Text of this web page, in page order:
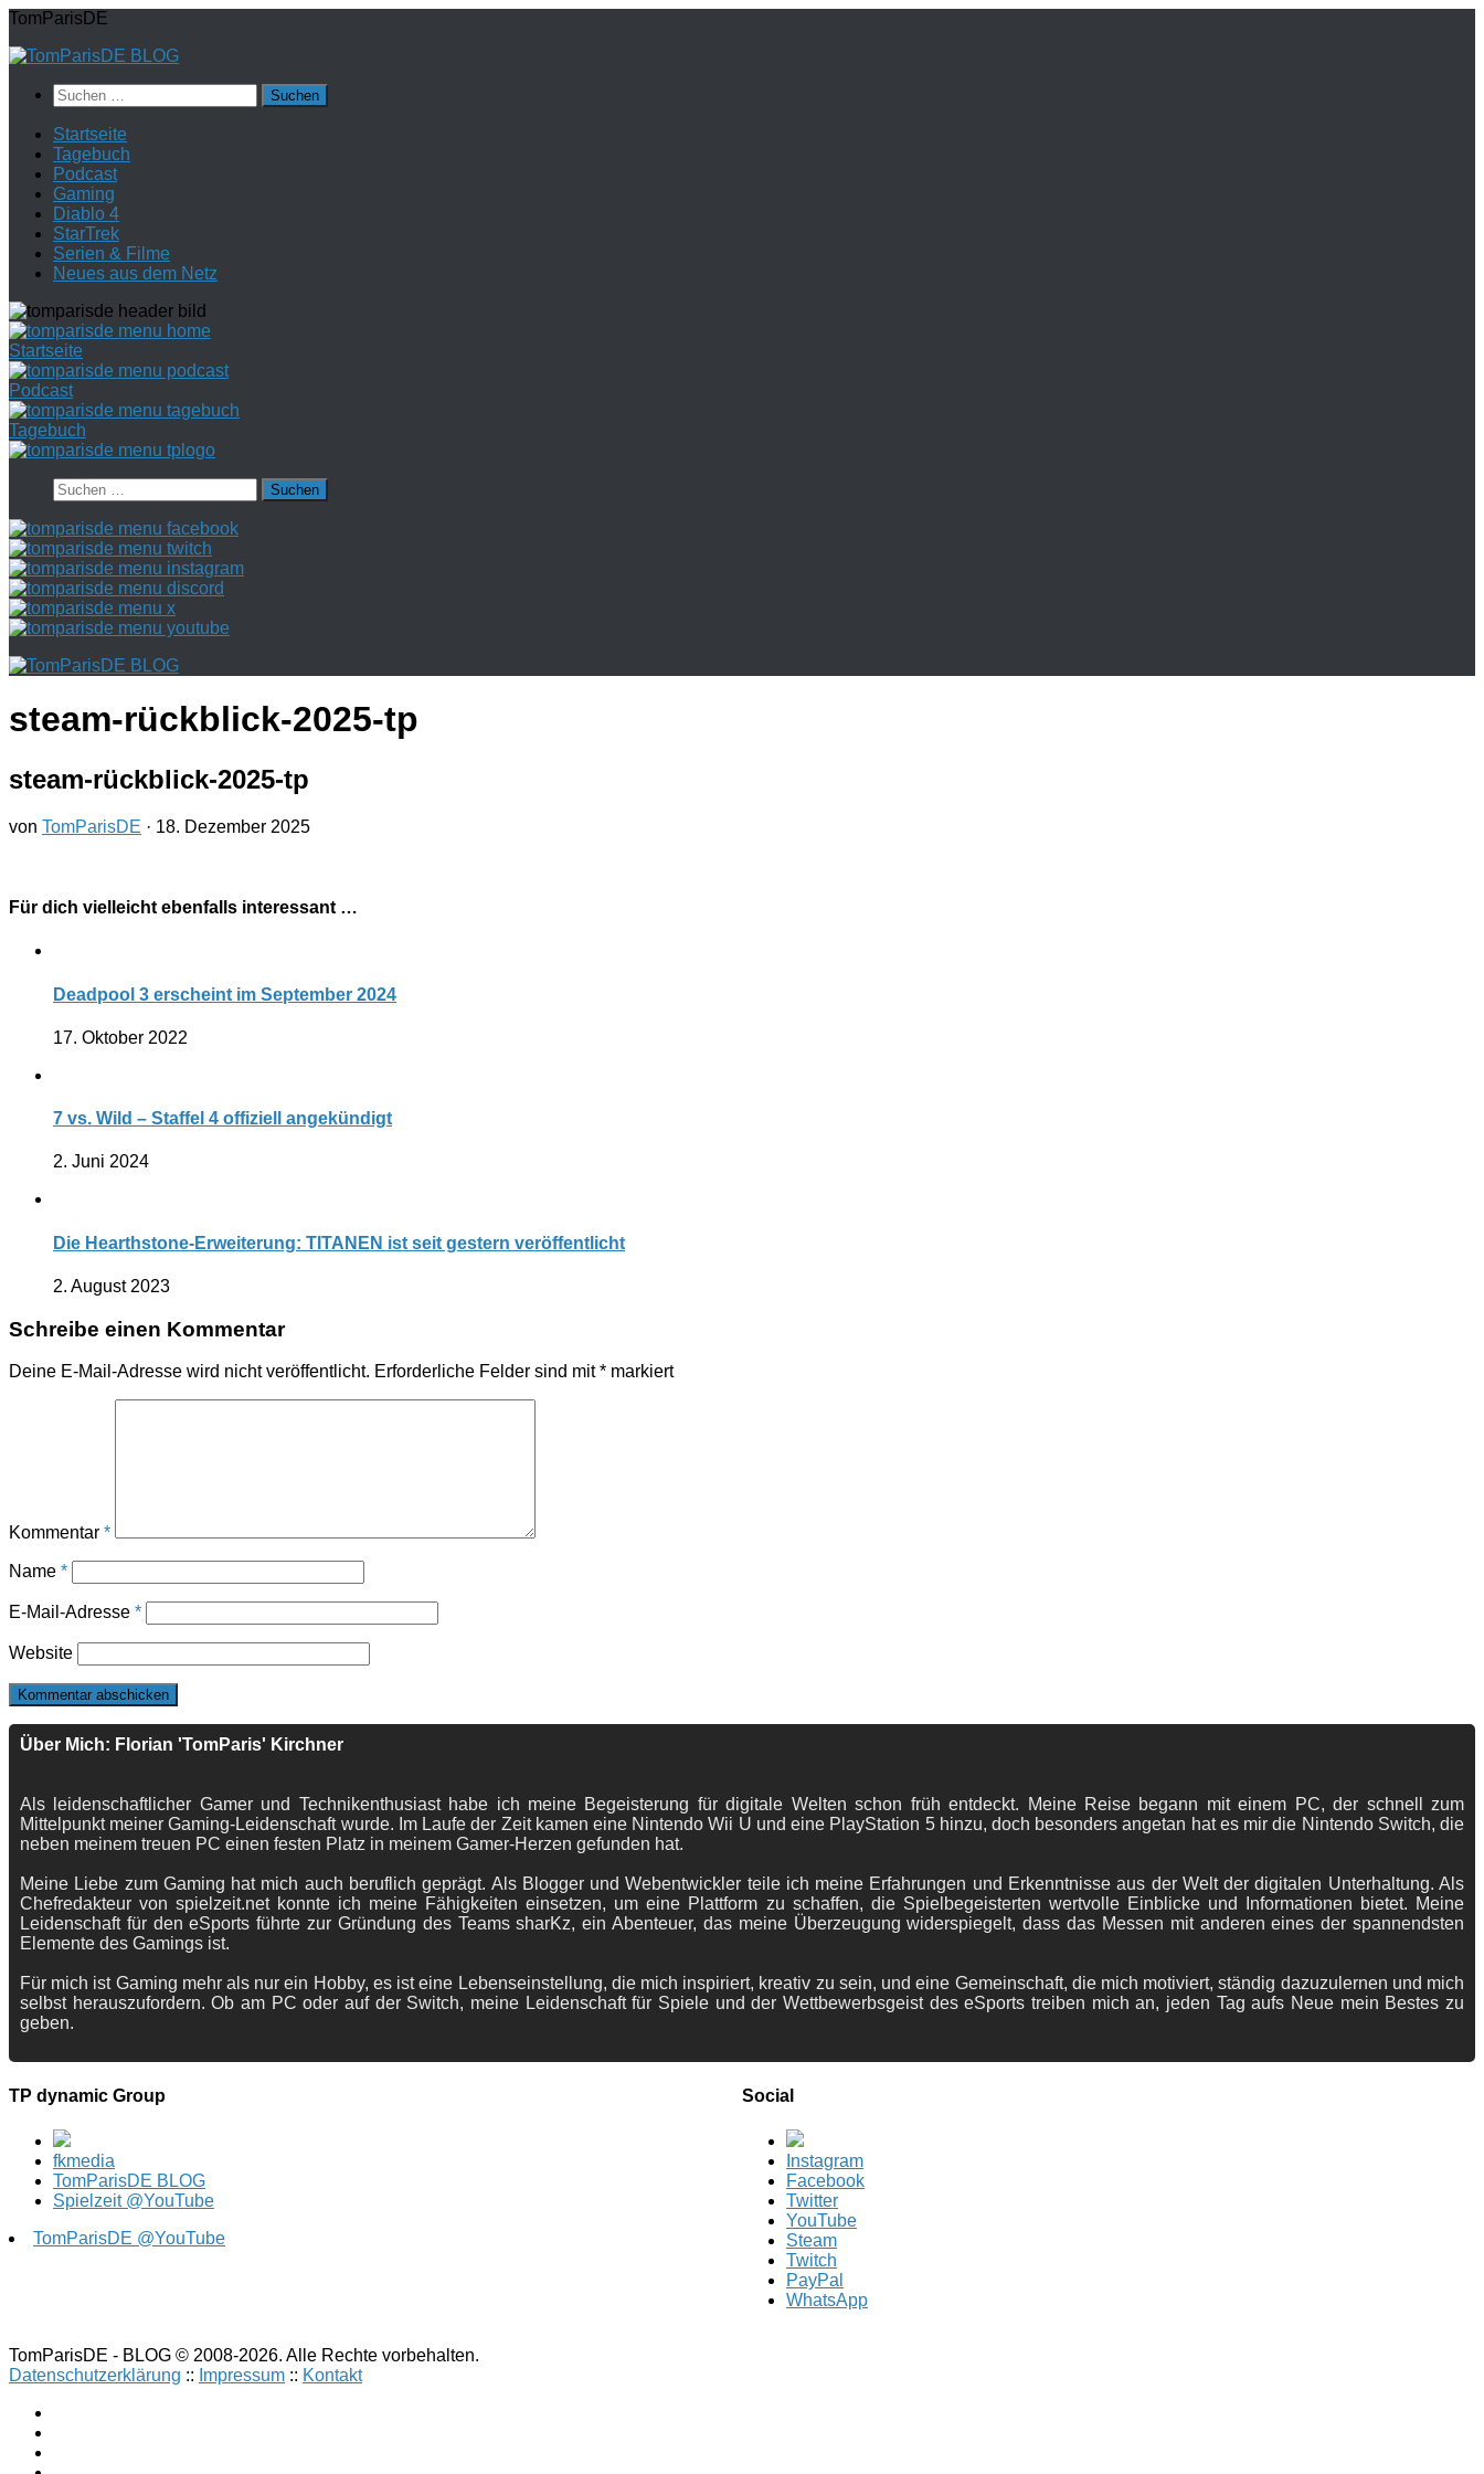
Zum
springen
TomParisDE
Suchen
nach:
Startseite
Tagebuch
Podcast
Gaming
Diablo 4
StarTrek
Serien & Filme
Neues aus dem Netz
Startseite
Podcast
Tagebuch
Suchen
nach:
steam-rückblick-2025-tp
steam-rückblick-2025-tp
von TomParisDE · 18. Dezember 2025
Für dich vielleicht ebenfalls interessant …
Deadpool 3 erscheint im September 2024
17. Oktober 2022
7 vs. Wild – Staffel 4 offiziell angekündigt
2. Juni 2024
Die Hearthstone-Erweiterung: TITANEN ist seit gestern veröffentlicht
2. August 2023
Schreibe einen Kommentar
Deine E-Mail-Adresse wird nicht veröffentlicht. Erforderliche Felder sind mit* markiert
Kommentar *
Name *
E-Mail-Adresse *
Website
Über Mich: Florian 'TomParis' Kirchner
Als leidenschaftlicher Gamer und Technikenthusiast habe ich meine Begeisterung für digitale Welten schon früh entdeckt. Meine Reise begann mit einem PC, der schnell zum
Mittelpunkt meiner Gaming-Leidenschaft wurde. Im Laufe der Zeit kamen eine Nintendo Wii U und eine PlayStation 5 hinzu, doch besonders angetan hat es mir die Nintendo Switch, die
neben meinem treuen PC einen festen Platz in meinem Gamer-Herzen gefunden hat.
Meine Liebe zum Gaming hat mich auch beruflich geprägt. Als Blogger und Webentwickler teile ich meine Erfahrungen und Erkenntnisse aus der Welt der digitalen Unterhaltung. Als
Chefredakteur von spielzeit.net konnte ich meine Fähigkeiten einsetzen, um eine Plattform zu schaffen, die Spielbegeisterten wertvolle Einblicke und Informationen bietet. Meine
Leidenschaft für den eSports führte zur Gründung des Teams sharKz, ein Abenteuer, das meine Überzeugung widerspiegelt, dass das Messen mit anderen eines der spannendsten
Elemente des Gamings ist.
Für mich ist Gaming mehr als nur ein Hobby, es ist eine Lebenseinstellung, die mich inspiriert, kreativ zu sein, und eine Gemeinschaft, die mich motiviert, ständig dazuzulernen und mich
selbst herauszufordern. Ob am PC oder auf der Switch, meine Leidenschaft für Spiele und der Wettbewerbsgeist des eSports treiben mich an, jeden Tag aufs Neue mein Bestes zu
geben.
TP dynamic Group
fkmedia
TomParisDE BLOG
Spielzeit @YouTube
TomParisDE @YouTube
Social
Instagram
Facebook
Twitter
YouTube
Steam
Twitch
PayPal
WhatsApp
TomParisDE - BLOG © 2008-2026. Alle Rechte vorbehalten.
Datenschutzerklärung :: Impressum :: Kontakt